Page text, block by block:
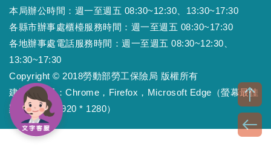
本局辦公時間：週一至週五 08:30~12:30、13:30~17:30
各縣市辦事處櫃檯服務時間：週一至週五 08:30~17:30
各地辦事處電話服務時間：週一至週五 08:30~12:30、
13:30~17:30
Copyright © 2018勞動部勞工保險局 版權所有
建議瀏覽器：Chrome，Firefox，Microsoft Edge（螢幕最佳
顯示效果為1920 * 1280）